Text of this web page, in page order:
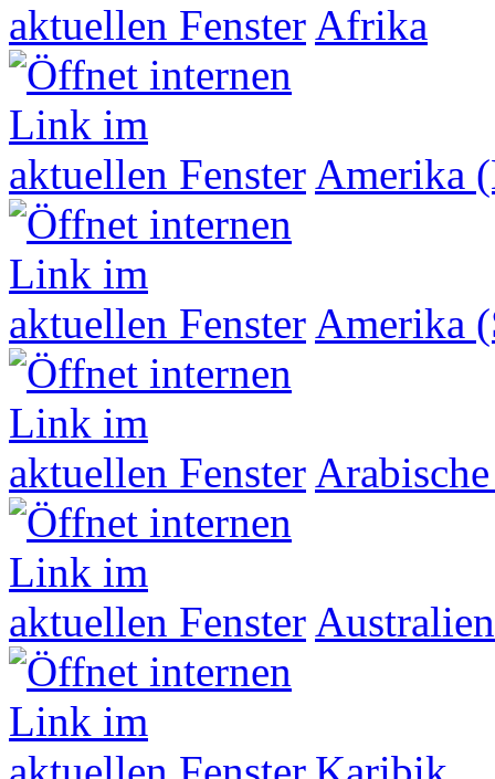
Afrika
Amerika
Amerika
Australien